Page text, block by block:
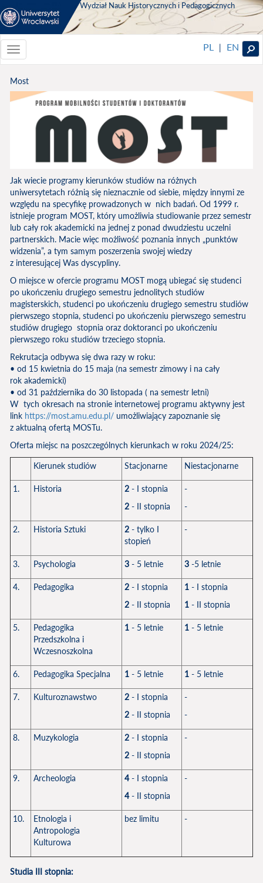
Wydział Nauk Historycznych i Pedagogicznych
Toggle
navigationToggle
PL | EN
Most
Jak wiecie programy kierunków studiów na różnych
uniwersytetach różnią się nieznacznie od siebie, między innymi ze
względu na specyfikę prowadzonych w nich badań. Od 1999 r.
istnieje program MOST, który umożliwia studiowanie przez semestr
lub cały rok akademicki na jednej z ponad dwudziestu uczelni
partnerskich. Macie więc możliwość poznania innych „punktów
widzenia”, a tym samym poszerzenia swojej wiedzy
z interesującej Was dyscypliny.
O miejsce w ofercie programu MOST mogą ubiegać się studenci
po ukończeniu drugiego semestru jednolitych studiów
magisterskich, studenci po ukończeniu drugiego semestru studiów
pierwszego stopnia, studenci po ukończeniu pierwszego semestru
studiów drugiego stopnia oraz doktoranci po ukończeniu
pierwszego roku studiów trzeciego stopnia.
Rekrutacja odbywa się dwa razy w roku:
• od 15 kwietnia do 15 maja (na semestr zimowy i na cały
rok akademicki)
• od 31 października do 30 listopada ( na semestr letni)
W tych okresach na stronie internetowej programu aktywny jest
link https://most.amu.edu.pl/ umożliwiający zapoznanie się
z aktualną ofertą MOSTu.
Oferta miejsc na poszczególnych kierunkach w roku 2024/25:
Kierunek studiów Stacjonarne Niestacjonarne
1. Historia 2 - I stopnia
2 - II stopnia
-
-
2. Historia Sztuki 2 - tylko I
stopień
-
3. Psychologia 3 - 5 letnie 3 -5 letnie
4. Pedagogika 2 - I stopnia
2 - II stopnia
1 - I stopnia
1 - II stopnia
5.
Pedagogika
Przedszkolna i
Wczesnoszkolna
1 - 5 letnie 1 - 5 letnie
6. Pedagogika Specjalna 1 - 5 letnie 1 - 5 letnie
7. Kulturoznawstwo 2 - I stopnia
2 - II stopnia
-
-
8. Muzykologia 2 - I stopnia
2 - II stopnia
-
9. Archeologia 4- I stopnia
4- II stopnia
-
10.
Etnologia i
Antropologia
Kulturowa
bez limitu -
Studia III stopnia: